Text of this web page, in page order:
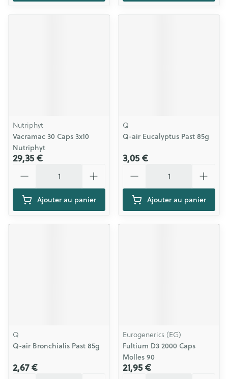
Nutriphyt
Vacramac 30 Caps 3x10
Nutriphyt
29,35 €
Ajouter au panier
Q
Q-air Eucalyptus Past 85g
3,05 €
Ajouter au panier
Q
Q-air Bronchialis Past 85g
2,67 €
Eurogenerics (EG)
Fultium D3 2000 Caps
Molles 90
21,95 €